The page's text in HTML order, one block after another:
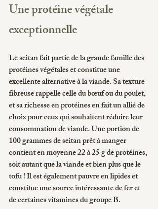
Une protéine végétale
exceptionnelle
Le seitan fait partie de la grande famille des
protéines végétales et constitue une
excellente alternative à la viande. Sa texture
fibreuse rappelle celle du bœuf ou du poulet,
et sa richesse en protéines en fait un allié de
choix pour ceux qui souhaitent réduire leur
consommation de viande. Une portion de
100 grammes de seitan prêt à manger
contient en moyenne 22 à 25 g de protéines,
soit autant que la viande et bien plus que le
tofu ! Il est également pauvre en lipides et
constitue une source intéressante de fer et
de certaines vitamines du groupe B.